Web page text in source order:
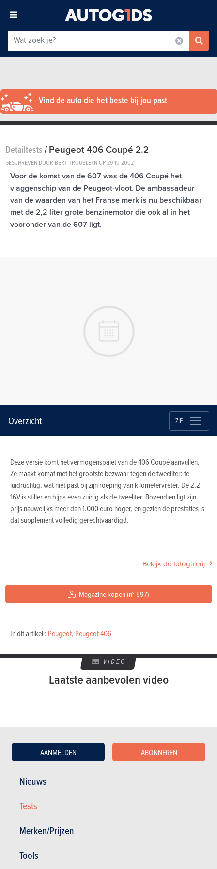
Nieuws
Tests
Merken/Prijzen
Tools
AANMELDEN ABONNEREN
Vind de auto die het beste bij jou past
Detailtests/Peugeot 406 Coupé 2.2
GESCHREVEN DOOR BERT TROUBLEYN OP 29-10-2002
Voor de komst van de 607 was de 406 Coupé het
vlaggenschip van de Peugeot-vloot. De ambassadeur
van de waarden van het Franse merk is nu beschikbaar
met de 2,2 liter grote benzinemotor die ook al in het
vooronder van de 607 ligt.
Overzicht ZIE
Deze versie komt het vermogenspalet van de 406 Coupé aanvullen.
Ze maakt komaf met het grootste bezwaar tegen de tweeliter: te
luidruchtig, wat niet past bij zijn roeping van kilometervreter. De 2.2
16V is stiller en bijna even zuinig als de tweeliter. Bovendien ligt zijn
prijs nauwelijks meer dan 1.000 euro hoger, en gezien de prestaties is
dat supplement volledig gerechtvaardigd.
Bekijk de fotogalerij
Magazine kopen (n° 597)
In dit artikel : Peugeot, Peugeot 406
VIDEO
Laatste aanbevolen video